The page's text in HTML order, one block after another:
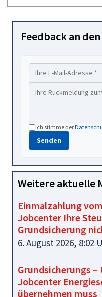
Feedback an
Ich stimme der
Senden
Weitere aktuelle
Einmalzahlung
Jobcenter Ihre
Grundsicherung
6. August 2026, 8:02
Grundsicherungs –
Jobcenter
übernehmen muss